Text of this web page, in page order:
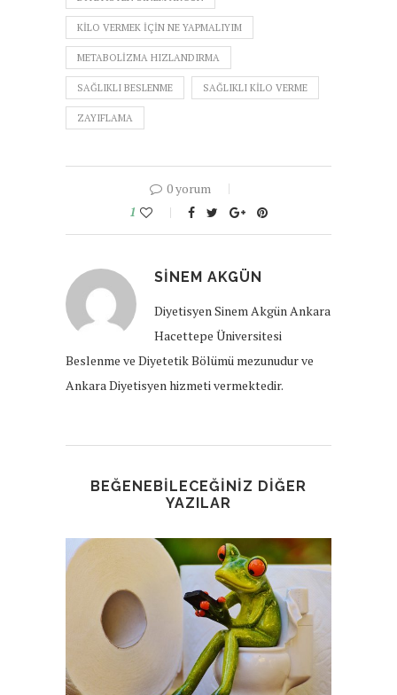
KILO VERMEK IÇIN NE YAPMALIYIM
METABOLIZMA HIZLANDIRMA
SAĞLIKLI BESLENME SAĞLIKLI KILO VERME
ZAYIFLAMA
0 yorum
1
SINEM AKGÜN
Diyetisyen Sinem Akgün Ankara
Hacettepe Üniversitesi
Beslenme ve Diyetetik Bölümü mezunudur ve
Ankara Diyetisyen hizmeti vermektedir.
BEĞENEBILECEĞINIZ DIĞER
YAZILAR